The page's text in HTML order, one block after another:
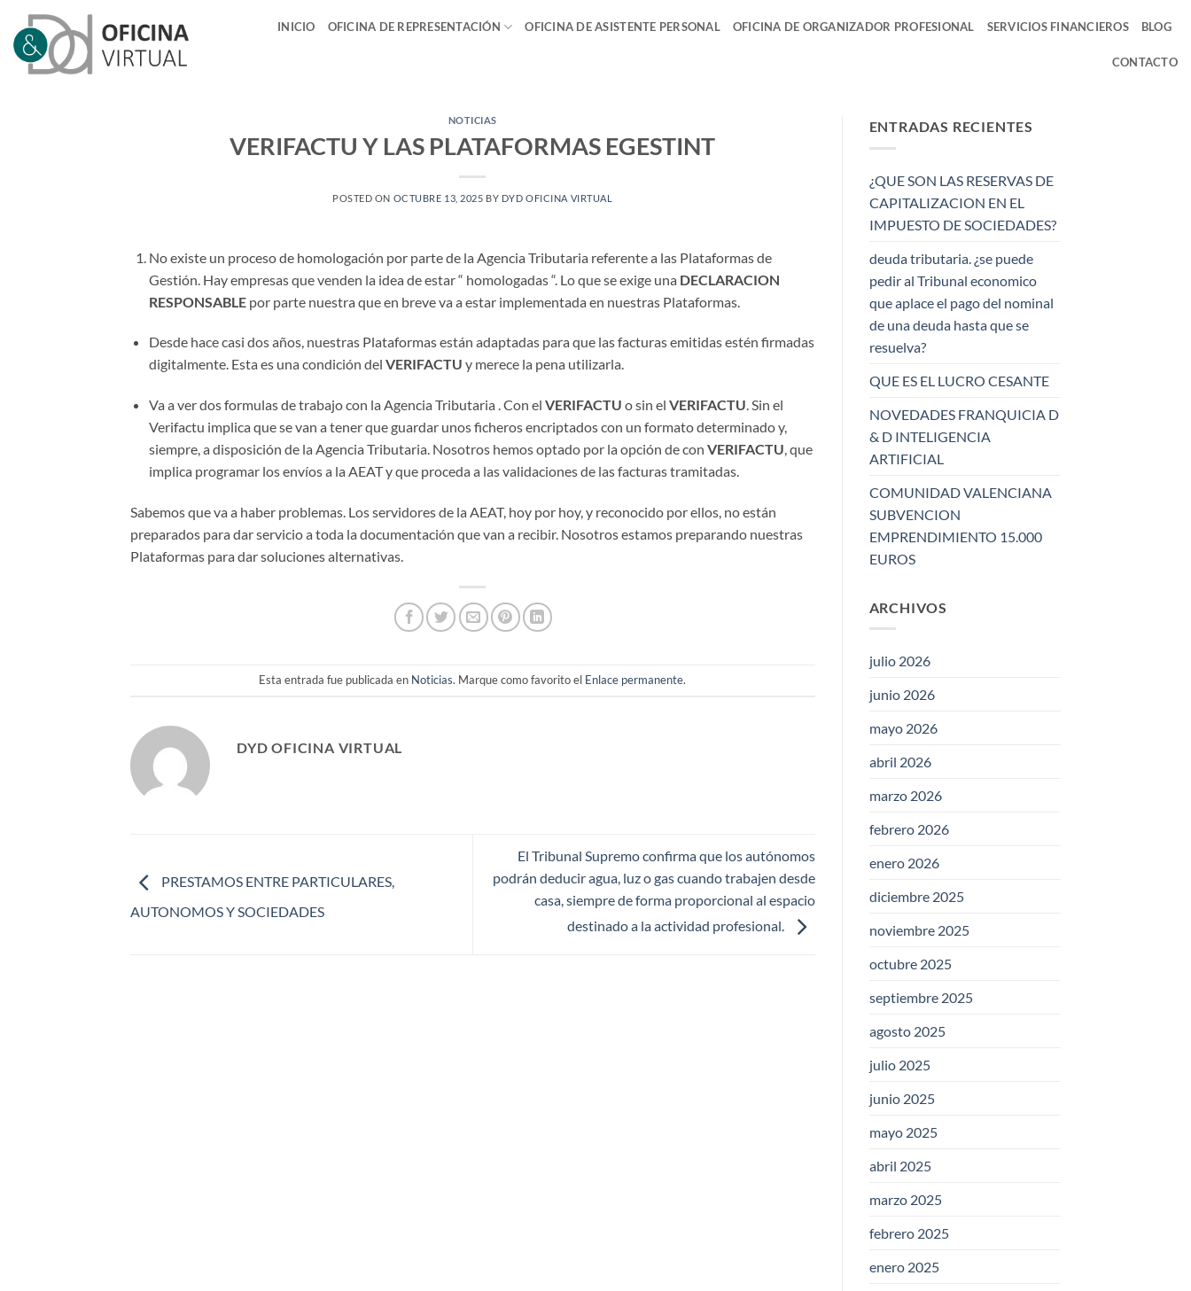
Saltar
contenido
INICIO OFICINA DE REPRESENTACIÓN OFICINA DE ASISTENTE PERSONAL OFICINA DE ORGANIZADOR PROFESIONAL SERVICIOS FINANCIEROS BLOG
CONTACTO
NOTICIAS
VERIFACTU Y LAS PLATAFORMAS EGESTINT
POSTED ON OCTUBRE 13, 2025 BY DYD OFICINA VIRTUAL
No existe un proceso de homologación por parte de la Agencia Tributaria referente a las Plataformas de
Gestión. Hay empresas que venden la idea de estar “ homologadas “. Lo que se exige una DECLARACION
RESPONSABLEpor parte nuestra que en breve va a estar implementada en nuestras Plataformas.
Desde hace casi dos años, nuestras Plataformas están adaptadas para que las facturas emitidas estén firmadas
digitalmente. Esta es una condición del VERIFACTU y merece la pena utilizarla.
Va a ver dos formulas de trabajo con la Agencia Tributaria . Con el VERIFACTU o sin el VERIFACTU. Sin el
Verifactu implica que se van a tener que guardar unos ficheros encriptados con un formato determinado y,
siempre, a disposición de la Agencia Tributaria. Nosotros hemos optado por la opción de con VERIFACTU, que
implica programar los envíos a la AEAT y que proceda a las validaciones de las facturas tramitadas.
Sabemos que va a haber problemas. Los servidores de la AEAT, hoy por hoy, y reconocido por ellos, no están
preparados para dar servicio a toda la documentación que van a recibir. Nosotros estamos preparando nuestras
Plataformas para dar soluciones alternativas.
Esta entrada fue publicada en Noticias. Marque como favorito el Enlace permanente.
DYD OFICINA VIRTUAL
PRESTAMOS ENTRE PARTICULARES,
AUTONOMOS Y SOCIEDADES
El Tribunal Supremo confirma que los autónomos
podrán deducir agua, luz o gas cuando trabajen desde
casa, siempre de forma proporcional al espacio
destinado a la actividad profesional.
ENTRADAS RECIENTES
¿QUE SON LAS RESERVAS DE
CAPITALIZACION EN EL
IMPUESTO DE SOCIEDADES?
deuda tributaria. ¿se puede
pedir al Tribunal economico
que aplace el pago del nominal
de una deuda hasta que se
resuelva?
QUE ES EL LUCRO CESANTE
NOVEDADES FRANQUICIA D
& D INTELIGENCIA
ARTIFICIAL
COMUNIDAD VALENCIANA
SUBVENCION
EMPRENDIMIENTO 15.000
EUROS
ARCHIVOS
julio 2026
junio 2026
mayo 2026
abril 2026
marzo 2026
febrero 2026
enero 2026
diciembre 2025
noviembre 2025
octubre 2025
septiembre 2025
agosto 2025
julio 2025
junio 2025
mayo 2025
abril 2025
marzo 2025
febrero 2025
enero 2025